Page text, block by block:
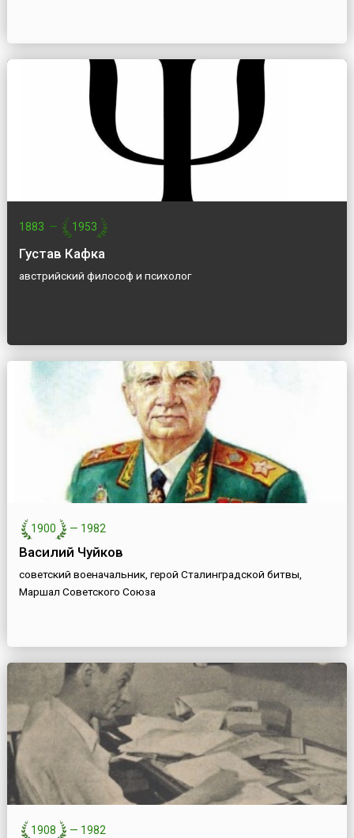
1883 — 1953
Густав Кафка
австрийский философ и психолог
1900 — 1982
Василий Чуйков
советский военачальник, герой Сталинградской битвы,
Маршал Советского Союза
1908 — 1982